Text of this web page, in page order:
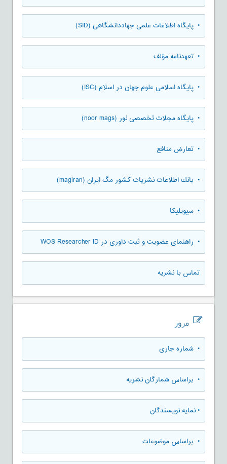
• پایگاه اطلاعات علمی جهاددانشگاهی (SID)
• تعهدنامه مؤلف
• پایگاه اسلامی علوم جهان در اسلام (ISC)
• پایگاه مجلات تخصصی نور (noor mags)
• تعارض منافع
• بانك اطلاعات نشريات كشور مگ ايران (magiran)
• سیویلیکا
• راهنمای عضویت و ثبت داوری در WOS Researcher ID
تماس با نشریه
مرور
• شماره جاری
• براساس شمارگان نشریه
•نمایه نویسندگان
• براساس موضوعات